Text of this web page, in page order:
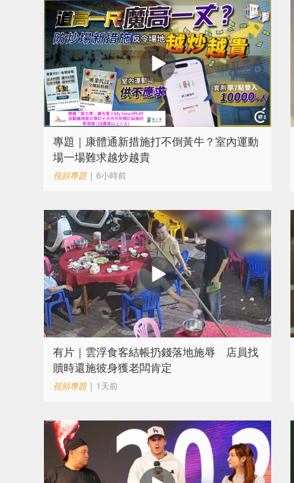
專題｜康體通新措施打不倒黃牛？室內運動
場一場難求越炒越貴
視頻專題| 6小時前
​有片｜雲浮食客結帳扔錢落地施辱 店員找
贖時還施彼身獲老闆肯定
視頻專題| 1天前